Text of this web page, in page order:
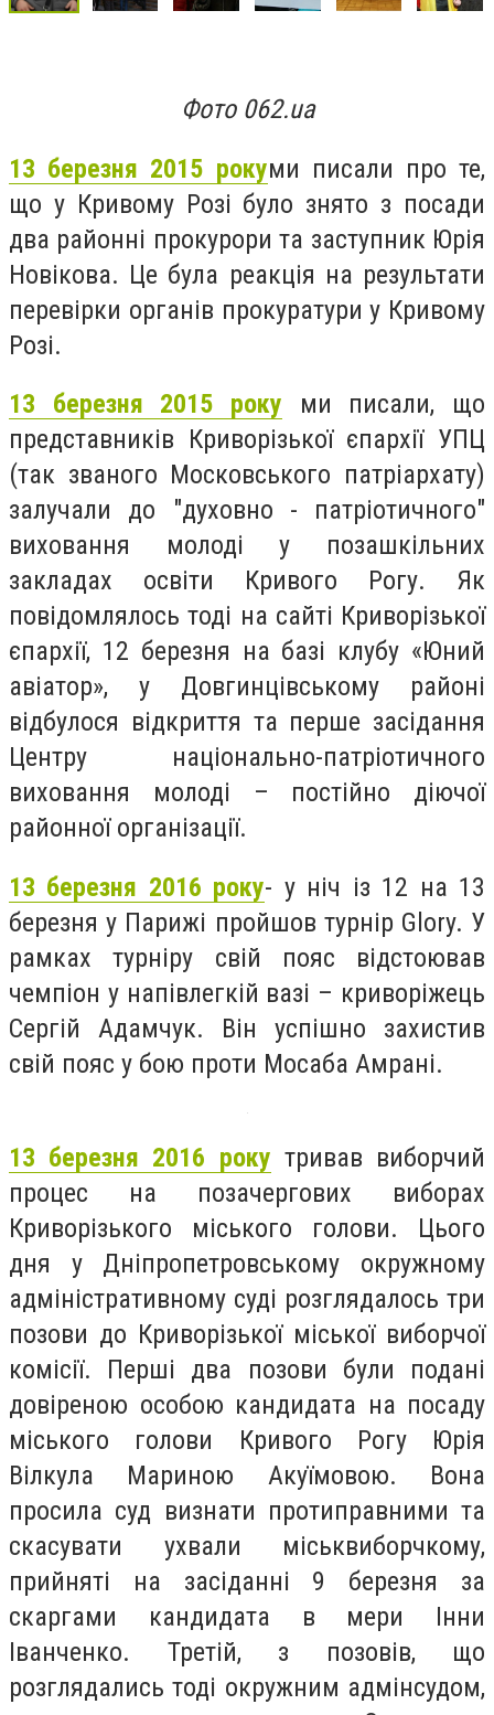
Фото 062.ua
13 березня 2015 рокуми писали про те,
що у Кривому Розі було знято з посади
два районні прокурори та заступник Юрія
Новікова. Це була реакція на результати
перевірки органів прокуратури у Кривому
Розі.
13 березня 2015 року ми писали, що
представників Криворізької єпархії УПЦ
(так званого Московського патріархату)
залучали до "духовно - патріотичного"
виховання молоді у позашкільних
закладах освіти Кривого Рогу. Як
повідомлялось тоді на сайті Криворізької
єпархії, 12 березня на базі клубу «Юний
авіатор», у Довгинцівському районі
відбулося відкриття та перше засідання
Центру національно-патріотичного
виховання молоді – постійно діючої
районної організації.
13 березня 2016 року- у ніч із 12 на 13
березня у Парижі пройшов турнір Glory. У
рамках турніру свій пояс відстоював
чемпіон у напівлегкій вазі – криворіжець
Сергій Адамчук. Він успішно захистив
свій пояс у бою проти Мосаба Амрані.
13 березня 2016 року тривав виборчий
процес на позачергових виборах
Криворізького міського голови. Цього
дня у Дніпропетровському окружному
адміністративному суді розглядалось три
позови до Криворізької міської виборчої
комісії. Перші два позови були подані
довіреною особою кандидата на посаду
міського голови Кривого Рогу Юрія
Вілкула Мариною Акуїмовою. Вона
просила суд визнати протиправними та
скасувати ухвали міськвиборчкому,
прийняті на засіданні 9 березня за
скаргами кандидата в мери Інни
Іванченко. Третій, з позовів, що
розглядались тоді окружним адмінсудом,